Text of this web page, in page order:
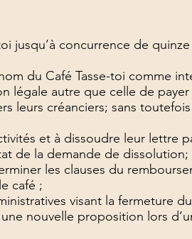
concurrence de quinze
du Café Tasse-toi comme
légale autre que celle de
leurs créanciers; sans
et à dissoudre leur lettre
de la demande de dissolution;
les clauses du
café ;
visant la fermeture
nouvelle proposition lors